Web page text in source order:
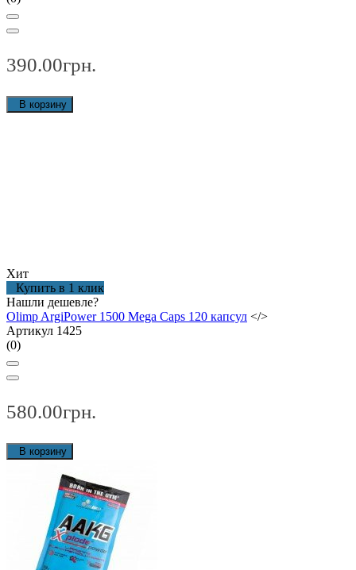
390.00грн.
В корзину
Хит
Купить в 1 клик
Нашли дешевле?
Olimp ArgiPower 1500 Mega Caps 120 капсул </>
Артикул 1425
(0)
580.00грн.
В корзину